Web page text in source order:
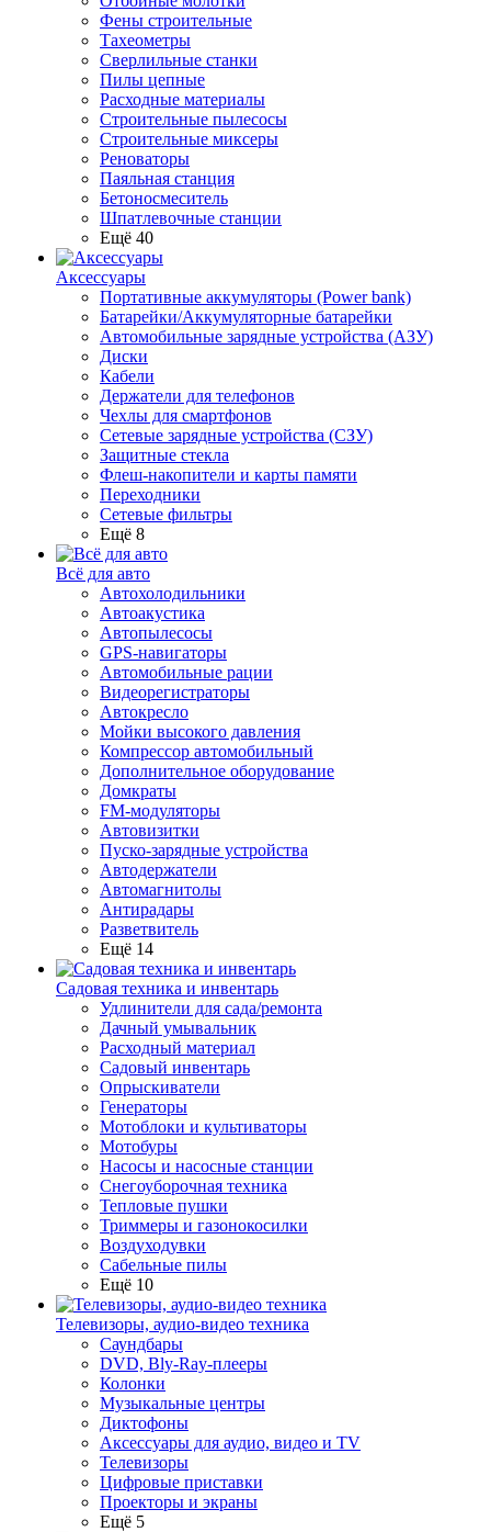
Фены строительные
Тахеометры
Сверлильные станки
Пилы цепные
Расходные материалы
Строительные пылесосы
Строительные миксеры
Реноваторы
Паяльная станция
Бетоносмеситель
Шпатлевочные станции
Ещё 40
Аксессуары
Портативные аккумуляторы (Power bank)
Батарейки/Аккумуляторные батарейки
Автомобильные зарядные устройства (АЗУ)
Диски
Кабели
Держатели для телефонов
Чехлы для смартфонов
Сетевые зарядные устройства (СЗУ)
Защитные стекла
Флеш-накопители и карты памяти
Переходники
Сетевые фильтры
Ещё 8
Всё для авто
Автохолодильники
Автоакустика
Автопылесосы
GPS-навигаторы
Автомобильные рации
Видеорегистраторы
Автокресло
Мойки высокого давления
Компрессор автомобильный
Дополнительное оборудование
Домкраты
FM-модуляторы
Автовизитки
Пуско-зарядные устройства
Автодержатели
Автомагнитолы
Антирадары
Разветвитель
Ещё 14
Садовая техника и инвентарь
Удлинители для сада/ремонта
Дачный умывальник
Расходный материал
Садовый инвентарь
Опрыскиватели
Генераторы
Мотоблоки и культиваторы
Мотобуры
Насосы и насосные станции
Снегоуборочная техника
Тепловые пушки
Триммеры и газонокосилки
Воздуходувки
Сабельные пилы
Ещё 10
Телевизоры, аудио-видео техника
Саундбары
DVD, Bly-Ray-плееры
Колонки
Музыкальные центры
Диктофоны
Аксессуары для аудио, видео и TV
Телевизоры
Цифровые приставки
Проекторы и экраны
Ещё 5